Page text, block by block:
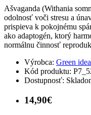
Ašvaganda (Withania
odolnosť voči stresu a
prispieva k pokojnému
ako adaptogén, ktorý
normálnu činnosť
Výrobca: Green idea
Kód produktu:
Dostupnosť:
14,90€